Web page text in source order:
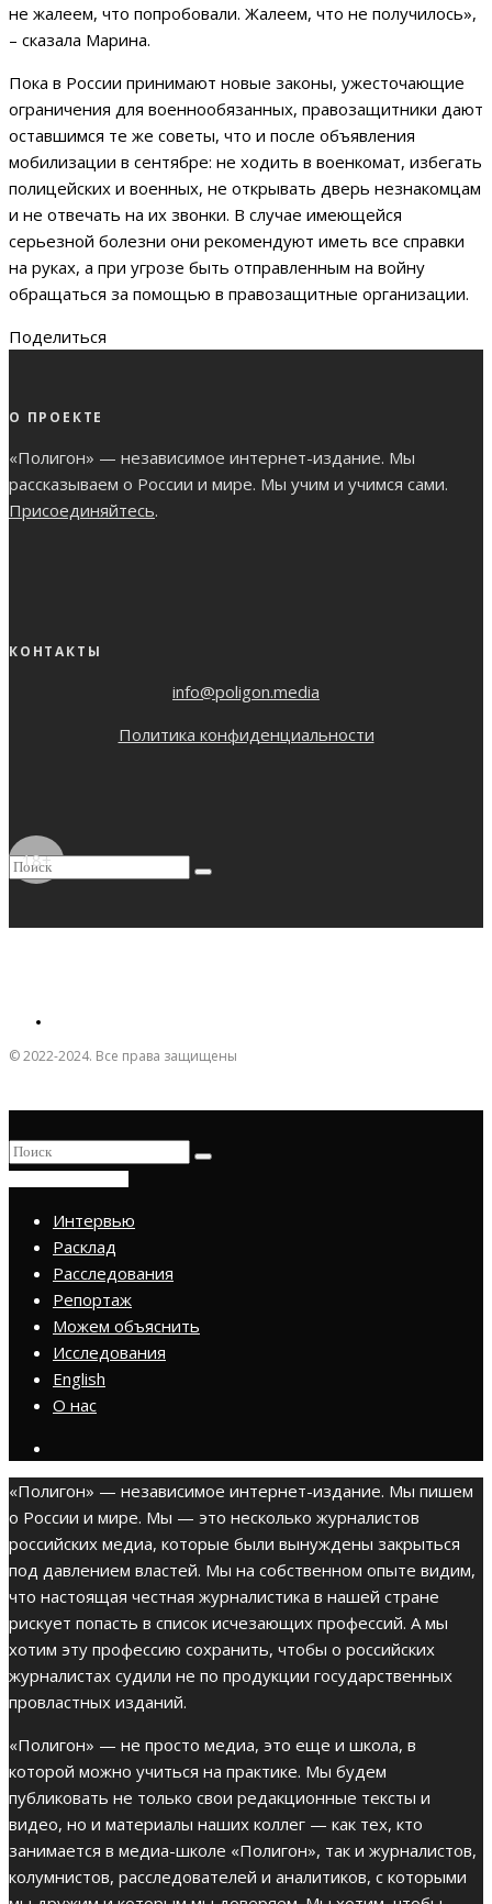
не жалеем, что попробовали. Жалеем, что не получилось»,
– сказала Марина.
Пока в России принимают новые законы, ужесточающие
ограничения для военнообязанных, правозащитники дают
оставшимся те же советы, что и после объявления
мобилизации в сентябре: не ходить в военкомат, избегать
полицейских и военных, не открывать дверь незнакомцам
и не отвечать на их звонки. В случае имеющейся
серьезной болезни они рекомендуют иметь все справки
на руках, а при угрозе быть отправленным на войну
обращаться за помощью в правозащитные организации.
Поделиться
О ПРОЕКТЕ
«Полигон» — независимое интернет-издание. Мы
рассказываем о России и мире. Мы учим и учимся сами.
Присоединяйтесь.
КОНТАКТЫ
info@poligon.media
Политика конфиденциальности
18+
© 2022-2024. Все права защищены
Интервью
Расклад
Расследования
Репортаж
Можем объяснить
Исследования
English
О нас
«Полигон» — независимое интернет-издание. Мы пишем
о России и мире. Мы — это несколько журналистов
российских медиа, которые были вынуждены закрыться
под давлением властей. Мы на собственном опыте видим,
что настоящая честная журналистика в нашей стране
рискует попасть в список исчезающих профессий. А мы
хотим эту профессию сохранить, чтобы о российских
журналистах судили не по продукции государственных
провластных изданий.
«Полигон» — не просто медиа, это еще и школа, в
которой можно учиться на практике. Мы будем
публиковать не только свои редакционные тексты и
видео, но и материалы наших коллег — как тех, кто
занимается в медиа-школе «Полигон», так и журналистов,
колумнистов, расследователей и аналитиков, с которыми